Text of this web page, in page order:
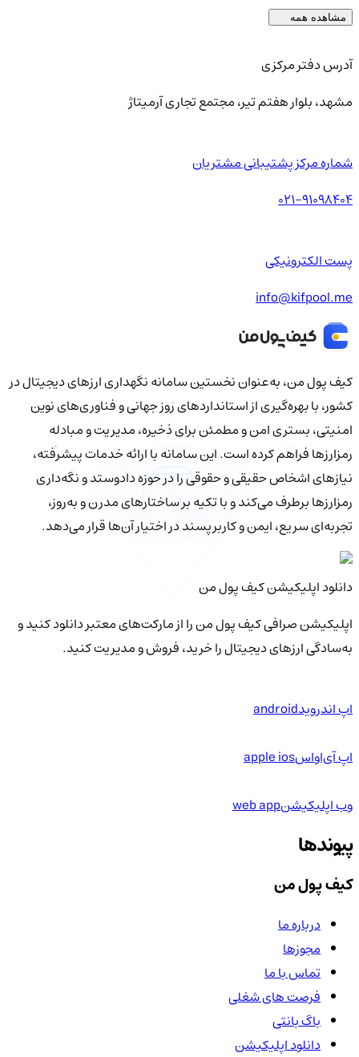
مشاهده همه
آدرس دفتر مرکزی
مشهد، بلوار هفتم تیر، مجتمع تجاری آرمیتاژ
شماره مرکز پشتیبانی مشتریان
021-91098404
پست الکترونیکی
info@kifpool.me
کیف‌ پول من، به‌عنوان نخستین سامانه نگهداری ارزهای دیجیتال در
کشور، با بهره‌گیری از استانداردهای روز جهانی و فناوری‌های نوین
امنیتی، بستری امن و مطمئن برای ذخیره، مدیریت و مبادله
رمزارزها فراهم کرده است. این سامانه با ارائه خدمات پیشرفته،
نیازهای اشخاص حقیقی و حقوقی را در حوزه دادوستد و نگه‌داری
رمزارزها برطرف می‌کند و با تکیه بر ساختارهای مدرن و به‌روز،
تجربه‌ای سریع، ایمن و کاربرپسند در اختیار آن‌ها قرار می‌دهد.
دانلود اپلیکیشن کیف‌ پول من
اپلیکیشن صرافی کیف پول من را از مارکت‌های معتبر دانلود کنید و
به‌سادگی ارزهای دیجیتال را خرید، فروش و مدیریت کنید.
اپ اندرویدandroid
اپ آی‌او‌اسapple ios
وب اپلیکیشنweb app
پیوندها
کیف پول من
درباره ما
مجوزها
تماس با ما
فرصت های شغلی
باگ بانتی
دانلود اپلیکیشن